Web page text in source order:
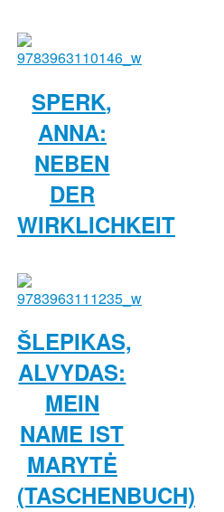
SPERK,
ANNA:
NEBEN
DER
WIRKLICHKEIT
ŠLEPIKAS,
ALVYDAS:
MEIN
NAME IST
MARYTĖ
(TASCHENBUCH)